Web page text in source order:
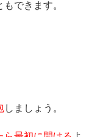
できます。
しましょう。